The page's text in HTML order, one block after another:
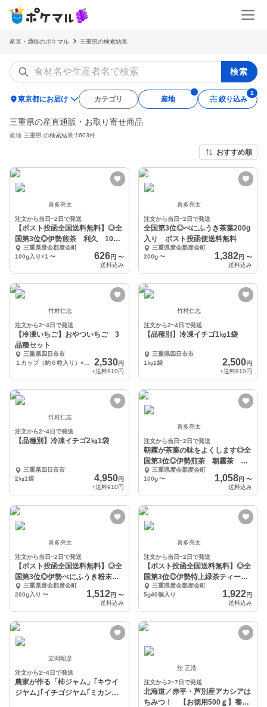
産直・通販のポケマル 三重県の検索結果
検索
location_on東京都にお届け カテゴリ 産地 絞り込み
三重県の産直通販・お取り寄せ商品
産地 三重県 の検索結果:1603件
おすすめ順
喜多亮太
注文から当日~2日で発送
【ポスト投函全国送料無料】◎全
国第3位◎伊勢煎茶 利久 100g
入 三重県度会郡度会町
100g入り×1 〜 626円 〜
送料込み
喜多亮太
注文から当日~2日で発送
全国第3位◎べにふうき茶葉200g
入り ポスト投函便送料無料
三重県度会郡度会町
200g 〜 1,382円 〜
送料込み
竹村仁志
注文から2~4日で発送
【冷凍いちご】おやついちご 3
品種セット
三重県四日市市
2,530円
+送料910円
竹村仁志
注文から2~4日で発送
【品種別】冷凍イチゴ1㎏1袋
三重県四日市市
1㎏1袋
2,500円
+送料910円
竹村仁志
注文から2~4日で発送
【品種別】冷凍イチゴ2㎏1袋
三重県四日市市
2㎏1袋
4,950円
+送料910円
喜多亮太
注文から当日~2日で発送
朝霧が茶葉の味をよくします◎全
国第3位◎伊勢煎茶 朝霧茶
100g入
三重県度会郡度会町
100g 〜 1,058円 〜
送料込み
喜多亮太
注文から当日~2日で発送
【ポスト投函全国送料無料】◎全
国第3位◎伊勢べにふうき粉末茶
200g入
三重県度会郡度会町
200g入り 〜 1,512円 〜
送料込み
喜多亮太
注文から当日~2日で発送
【ポスト投函全国送料無料】◎全
国第3位◎伊勢特上緑茶ティーパ
ック三重県度会郡度会町
5g40個入り
1,922円
送料込み
立岡昭彦
注文から2~4日で発送
農家が作る「柿ジャム」｢キウイ
ジヤム｣｢イチゴジヤム｢ミカンジ
舘 正浩
注文から3~7日で発送
北海道／赤平・芦別産アカシアは
ちみつ！ 【お徳用500ｇ】養蜂